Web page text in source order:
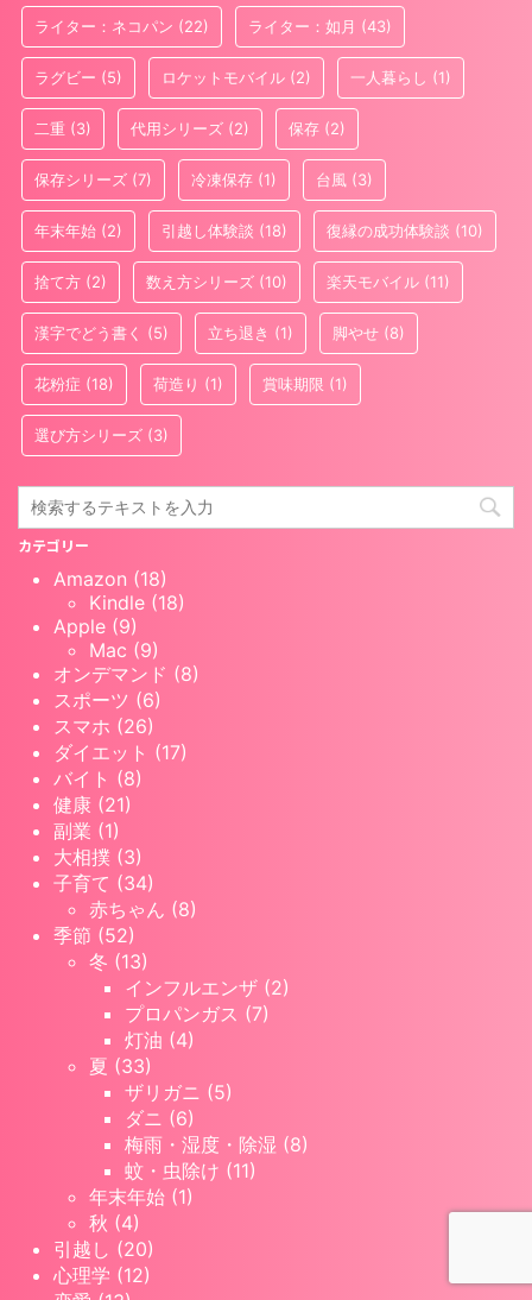
ライター：ネコパン (22) ライター：如月 (43)
ラグビー (5) ロケットモバイル (2) 一人暮らし (1)
二重 (3) 代用シリーズ (2) 保存 (2)
保存シリーズ (7) 冷凍保存 (1) 台風 (3)
年末年始 (2) 引越し体験談 (18) 復縁の成功体験談 (10)
捨て方 (2) 数え方シリーズ (10) 楽天モバイル (11)
漢字でどう書く (5) 立ち退き (1) 脚やせ (8)
花粉症 (18) 荷造り (1) 賞味期限 (1)
選び方シリーズ (3)
カテゴリー
Amazon (18)
Kindle (18)
Apple (9)
Mac (9)
オンデマンド (8)
スポーツ (6)
スマホ (26)
ダイエット (17)
バイト (8)
健康 (21)
副業 (1)
大相撲 (3)
子育て (34)
赤ちゃん (8)
季節 (52)
冬 (13)
インフルエンザ (2)
プロパンガス (7)
灯油 (4)
夏 (33)
ザリガニ (5)
ダニ (6)
梅雨・湿度・除湿 (8)
蚊・虫除け (11)
年末年始 (1)
秋 (4)
引越し (20)
心理学 (12)